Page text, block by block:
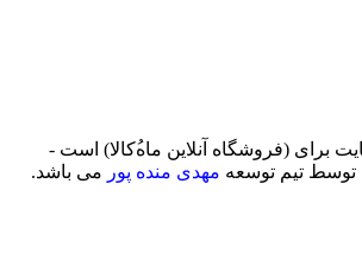
برای (فروشگاه آنلاین ماه‌‌‌‌‌‌ُکالا) است -
توسط تیم توسعه مهدی منده پور می باشد.